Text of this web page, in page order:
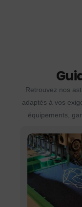
Retrouvez nos
adaptés à vos
équipements,